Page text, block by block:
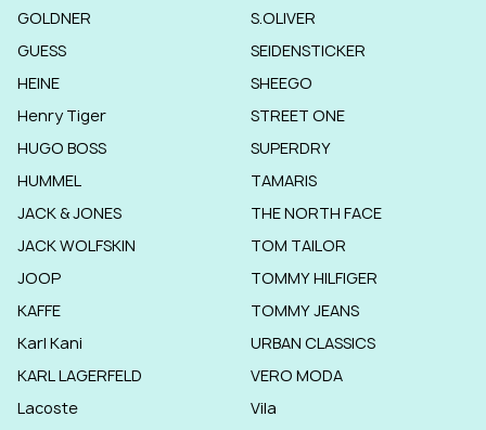
GOLDNER
GUESS
HEINE
Henry Tiger
HUGO BOSS
HUMMEL
JACK & JONES
JACK WOLFSKIN
JOOP
KAFFE
Karl Kani
KARL LAGERFELD
Lacoste
S.OLIVER
SEIDENSTICKER
SHEEGO
STREET ONE
SUPERDRY
TAMARIS
THE NORTH FACE
TOM TAILOR
TOMMY HILFIGER
TOMMY JEANS
URBAN CLASSICS
VERO MODA
Vila